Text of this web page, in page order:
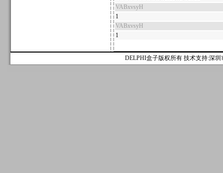
VABxvsyH
1
VABxvsyH
1
DELPHI盒子版权所有 技术支持:深